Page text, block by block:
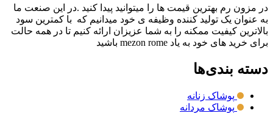
در مزون رم بهترین قیمت ها را میتوانید پیدا کنید .در این صنعت ما
به عنوان یک تولید کننده وظیفه ی خود میدانیم که با کمترین سود
بالاترین کیفیت ممکنه را به شما عزیزان ارائه کنیم تا در همه حالت
برای خرید های خود به یاد mezon rome باشید
دسته بندی‌ها
پوشاک زنانه
پوشاک مردانه